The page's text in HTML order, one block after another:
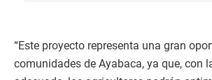
“Este proyecto representa una gran
comunidades de Ayabaca, ya que, con